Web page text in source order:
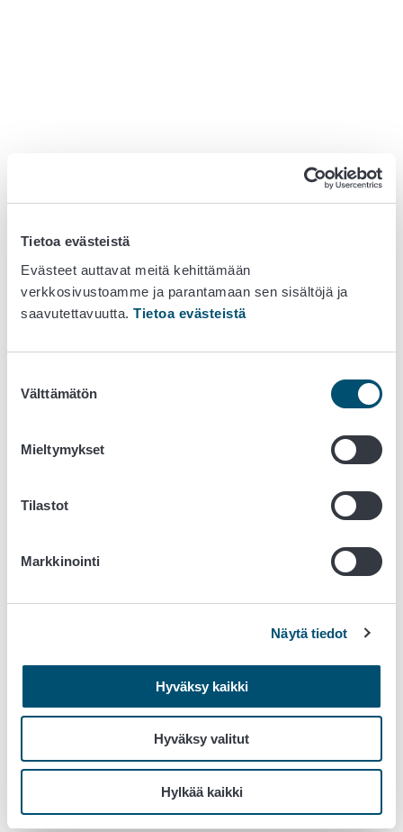
Tietoa evästeistä
Evästeet auttavat meitä kehittämään
verkkosivustoamme ja parantamaan sen sisältöjä ja
saavutettavuutta. Tietoa evästeistä
valinta
Välttämätön
Mieltymykset
Tilastot
Markkinointi
Näytä tiedot
Hyväksy kaikki
Hyväksy valitut
Hylkää kaikki
Liiketaloudelliset palvelut
Ruokavirasto voi viranomaispalveluiden lisäksi tarjota
muita maksullisia palveluja, joiden maksut Ruokavirasto